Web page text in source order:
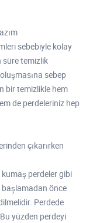
sebebiyle kolay
süre temizlik
sebep
bir temizlikle hem
de perdeleriniz hep
çıkarırken
perdeler gibi
başlamadan önce
Perdede
yüzden perdeyi